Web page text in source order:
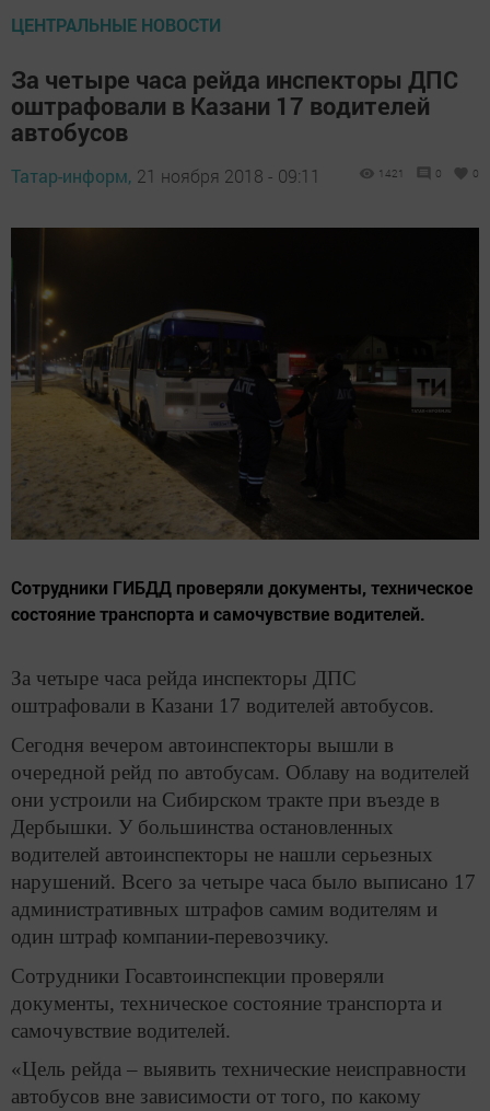
ЦЕНТРАЛЬНЫЕ НОВОСТИ
За четыре часа рейда инспекторы ДПС
оштрафовали в Казани 17 водителей
автобусов
Татар-информ, 21 ноября 2018 - 09:11 1421 0 0
Сотрудники ГИБДД проверяли документы, техническое
состояние транспорта и самочувствие водителей.
За четыре часа рейда инспекторы ДПС
оштрафовали в Казани 17 водителей автобусов.
Сегодня вечером автоинспекторы вышли в
очередной рейд по автобусам. Облаву на водителей
они устроили на Сибирском тракте при въезде в
Дербышки. У большинства остановленных
водителей автоинспекторы не нашли серьезных
нарушений. Всего за четыре часа было выписано 17
административных штрафов самим водителям и
один штраф компании-перевозчику.
Сотрудники Госавтоинспекции проверяли
документы, техническое состояние транспорта и
самочувствие водителей.
«Цель рейда – выявить технические неисправности
автобусов вне зависимости от того, по какому